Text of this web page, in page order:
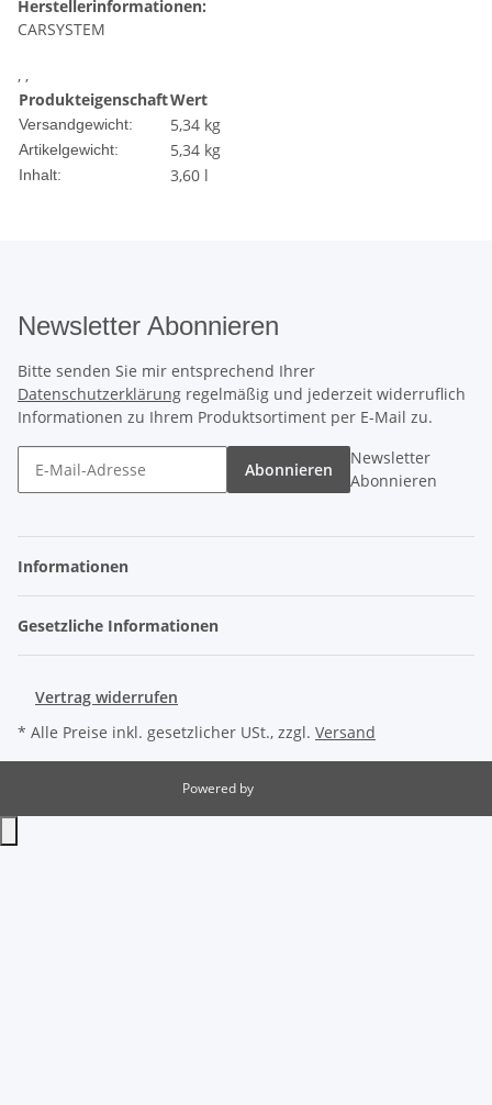
Herstellerinformationen:
CARSYSTEM
, ,
ProdukteigenschaftWert
Versandgewicht: 5,34 kg
Artikelgewicht: 5,34 kg
Inhalt: 3,60 l
Newsletter Abonnieren
Bitte senden Sie mir entsprechend Ihrer
Datenschutzerklärung regelmäßig und jederzeit widerruflich
Informationen zu Ihrem Produktsortiment per E-Mail zu.
Abonnieren
Newsletter
Abonnieren
Informationen
Gesetzliche Informationen
Vertrag widerrufen
* Alle Preise inkl. gesetzlicher USt., zzgl. Versand
Powered by